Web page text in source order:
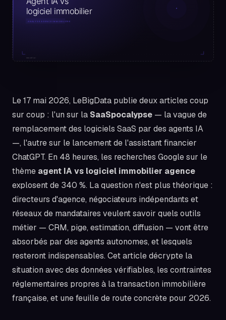
Le 17 mai 2026, LeBigData publie deux articles coup
sur coup : l'un sur la SaaSpocalypse — la vague de
remplacement des logiciels SaaS par des agents IA
—, l'autre sur le lancement de l'assistant financier
ChatGPT. En 48 heures, les recherches Google sur le
thème agent IA vs logiciel immobilier agence
explosent de 340 %. La question n'est plus théorique :
directeurs d'agence, négociateurs indépendants et
réseaux de mandataires veulent savoir quels outils
métier — CRM, pige, estimation, diffusion — vont être
absorbés par des agents autonomes, et lesquels
resteront indispensables. Cet article décrypte la
situation avec des données vérifiables, les contraintes
réglementaires propres à la transaction immobilière
française, et une feuille de route concrète pour 2026.